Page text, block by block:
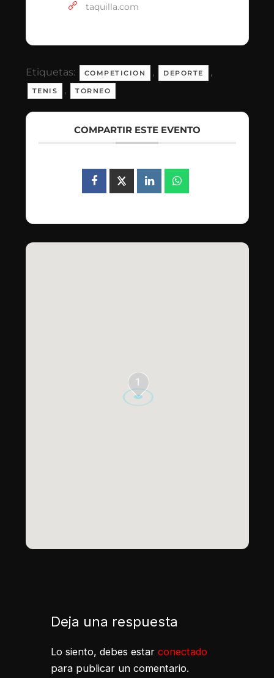
taquilla.com
Etiquetas: COMPETICION , DEPORTE ,
TENIS , TORNEO
COMPARTIR ESTE EVENTO
1
Deja una respuesta
Lo siento, debes estar conectado
para publicar un comentario.